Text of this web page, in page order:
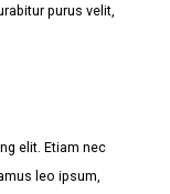
purus velit,
elit. Etiam nec
leo ipsum,